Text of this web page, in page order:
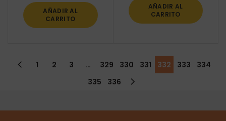
AÑADIR AL
CARRITO
AÑADIR AL
CARRITO
1 2 3 … 329 330 331 332 333
334
335
336